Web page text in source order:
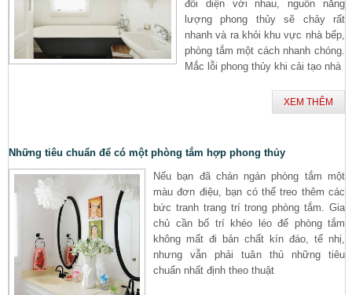
đối diện với nhau, nguồn năng
lượng phong thủy sẽ chảy rất
nhanh và ra khỏi khu vực nhà bếp,
phòng tắm một cách nhanh chóng.
Mắc lỗi phong thủy khi cải tạo nhà
XEM THÊM
Những tiêu chuẩn để có một phòng tắm hợp phong thủy
Nếu bạn đã chán ngán phòng tắm một
màu đơn điệu, bạn có thể treo thêm các
bức tranh trang trí trong phòng tắm. Gia
chủ cần bố trí khéo léo để phòng tắm
không mất đi bản chất kín đáo, tế nhị,
nhưng vẫn phải tuân thủ những tiêu
chuẩn nhất định theo thuật